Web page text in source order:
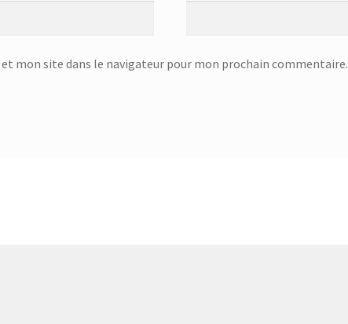
mon site dans le navigateur pour mon prochain commentaire.